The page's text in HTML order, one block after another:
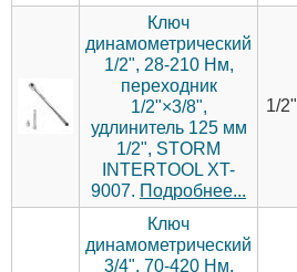
Ключ
динамометрический
1/2", 28-210 Нм,
переходник
1/2"×3/8",
удлинитель 125 мм
1/2", STORM
INTERTOOL XT-
9007. Подробнее...
1/2"
Ключ
динамометрический
3/4", 70-420 Нм,